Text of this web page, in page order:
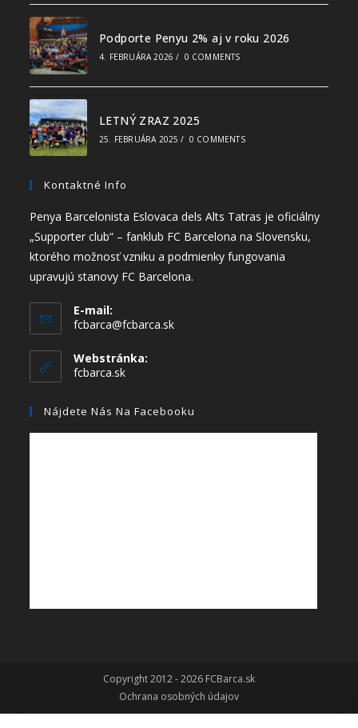
Podporte Penyu 2% aj v roku 2026
4. FEBRUÁRA 2026 / 0 COMMENTS
LETNÝ ZRAZ 2025
25. FEBRUÁRA 2025 / 0 COMMENTS
Kontaktné Info
Penya Barcelonista Eslovaca dels Alts Tatras je oficiálny
„Supporter club“ – fanklub FC Barcelona na Slovensku,
ktorého možnosť vzniku a podmienky fungovania
upravujú stanovy FC Barcelona.
E-mail:
fcbarca@fcbarca.sk
Webstránka:
fcbarca.sk
Nájdete Nás Na Facebooku
Copyright 2012 - 2026 FCBarca.sk
Ochrana osobných údajov